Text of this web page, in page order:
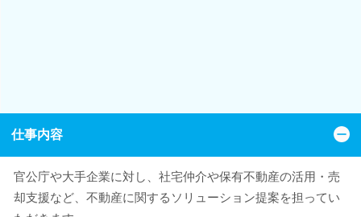
仕事内容
官公庁や大手企業に対し、社宅仲介や保有不動産の活用・売
却支援など、不動産に関するソリューション提案を担ってい